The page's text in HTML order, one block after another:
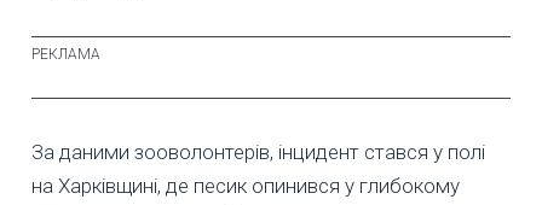
За даними зооволонтерів, інцидент стався у полі
на Харківщині, де песик опинився у глибокому